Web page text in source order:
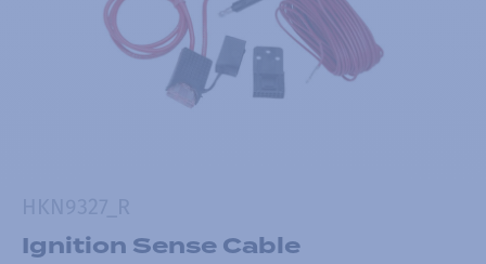
Ignition Sense Cable